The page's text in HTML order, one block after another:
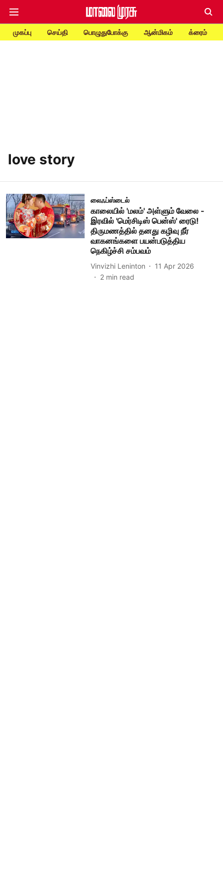
முகப்பு செய்தி பொழுதுபோக்கு ஆன்மிகம் க்ரைம்
love story
லைஃப்ஸ்டைல்
காலையில் 'மலம்' அள்ளும் வேலை -
இரவில் 'மெர்சிடிஸ் பென்ஸ்' ரைடு!
திருமணத்தில் தனது கழிவு நீர்
வாகனங்களை பயன்படுத்திய
நெகிழ்ச்சி சம்பவம்
Vinvizhi Leninton
11 Apr 2026
2 min read